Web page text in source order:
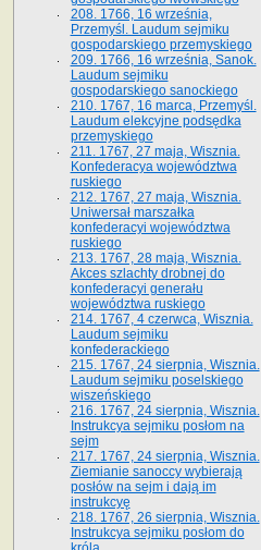
208. 1766, 16 września,
Przemyśl. Laudum sejmiku
gospodarskiego przemyskiego
209. 1766, 16 września, Sanok.
Laudum sejmiku
gospodarskiego sanockiego
210. 1767, 16 marca, Przemyśl.
Laudum elekcyjne podsędka
przemyskiego
211. 1767, 27 maja, Wisznia.
Konfederacya województwa
ruskiego
212. 1767, 27 maja, Wisznia.
Uniwersał marszałka
konfederacyi województwa
ruskiego
213. 1767, 28 maja, Wisznia.
Akces szlachty drobnej do
konfederacyi generału
województwa ruskiego
214. 1767, 4 czerwca, Wisznia.
Laudum sejmiku
konfederackiego
215. 1767, 24 sierpnia, Wisznia.
Laudum sejmiku poselskiego
wiszeńskiego
216. 1767, 24 sierpnia, Wisznia.
Instrukcya sejmiku posłom na
sejm
217. 1767, 24 sierpnia, Wisznia.
Ziemianie sanoccy wybierają
posłów na sejm i dają im
instrukcyę
218. 1767, 26 sierpnia, Wisznia.
Instrukcya sejmiku posłom do